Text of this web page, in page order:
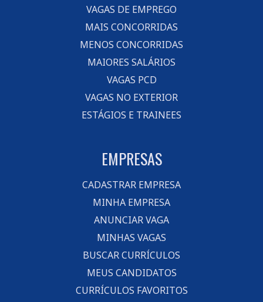
VAGAS DE EMPREGO
MAIS CONCORRIDAS
MENOS CONCORRIDAS
MAIORES SALÁRIOS
VAGAS PCD
VAGAS NO EXTERIOR
ESTÁGIOS E TRAINEES
EMPRESAS
CADASTRAR EMPRESA
MINHA EMPRESA
ANUNCIAR VAGA
MINHAS VAGAS
BUSCAR CURRÍCULOS
MEUS CANDIDATOS
CURRÍCULOS FAVORITOS